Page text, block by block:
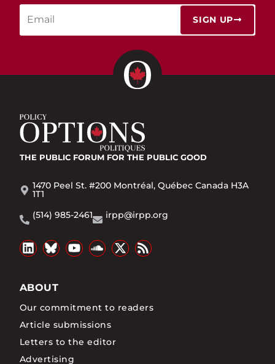
SIGN UP
THE PUBLIC FORUM FOR THE PUBLIC GOOD
1470 Peel St. #200 Montréal, Québec Canada H3A
1T1
(514) 985-2461
irpp@irpp.org
ABOUT
Our commitment to readers
Article submissions
Letters to the editor
Advertising